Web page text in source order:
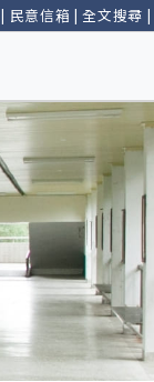
| 民意信箱 |全文搜尋 |